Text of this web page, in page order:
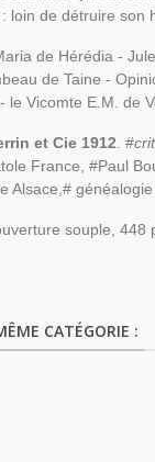
loin de détruire
de Hérédia -
de Taine -
Vicomte E.M. de
et Cie 1912. #
France, #Paul
Alsace,#
souple,
CATÉGORIE :